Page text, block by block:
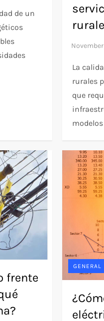
de un
La
rurales
que
frente
GENERAL